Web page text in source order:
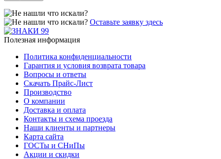
Оставьте заявку здесь
Полезная информация
Политика конфиденциальности
Гарантия и условия возврата товара
Вопросы и ответы
Скачать Прайс-Лист
Производство
О компании
Доставка и оплата
Контакты и схема проезда
Наши клиенты и партнеры
Карта сайта
ГОСТы и СНиПы
Акции и скидки